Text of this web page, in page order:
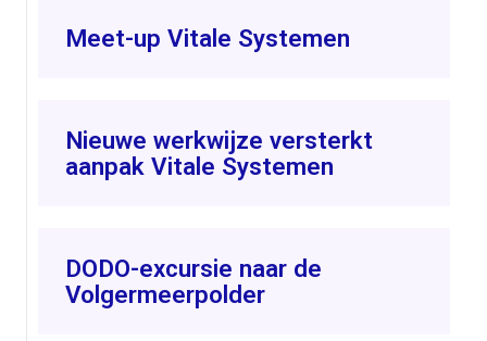
Meet-up Vitale Systemen
Nieuwe werkwijze versterkt
aanpak Vitale Systemen
DODO-excursie naar de
Volgermeerpolder